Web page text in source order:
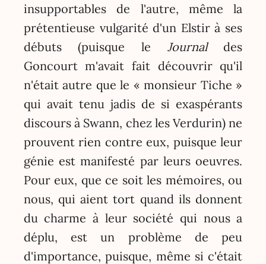
insupportables de l'autre, même la
prétentieuse vulgarité d'un Elstir à ses
débuts (puisque le Journaldes
Goncourt m'avait fait découvrir qu'il
n'était autre que le « monsieur Tiche »
qui avait tenu jadis de si exaspérants
discours à Swann, chez les Verdurin) ne
prouvent rien contre eux, puisque leur
génie est manifesté par leurs oeuvres.
Pour eux, que ce soit les mémoires, ou
nous, qui aient tort quand ils donnent
du charme à leur société qui nous a
déplu, est un problème de peu
d'importance, puisque, même si c'était